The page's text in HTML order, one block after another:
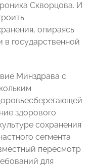
Скворцова. И
опираясь
в государственной
Минздрава с
здорового
сохранения
сегмента
пересмотр
для